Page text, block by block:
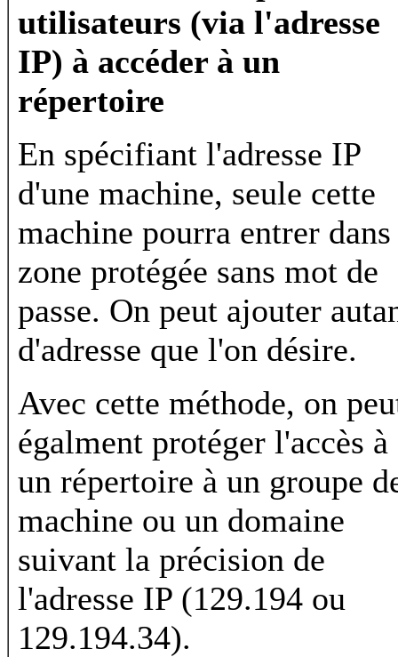
utilisateurs (via l'adresse
IP) à accéder à un
répertoire
En spécifiant l'adresse IP
d'une machine, seule cette
machine pourra entrer
zone protégée sans mot de
passe. On peut ajouter
d'adresse que l'on désire.
Avec cette méthode, on
égalment protéger l'accès à
un répertoire à un groupe
machine ou un domaine
suivant la précision de
l'adresse IP (129.194 ou
129.194.34).